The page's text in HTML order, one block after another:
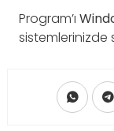
Program’ı
sistemlerinizde